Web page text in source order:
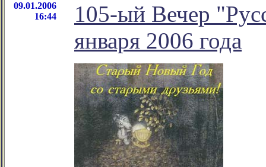
09.01.2006
16:44
105-ый Вечер
января 2006 года